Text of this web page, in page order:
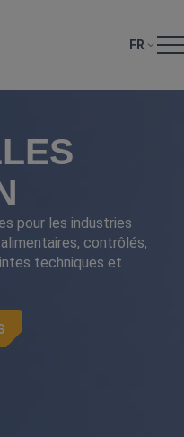
FR
pour les industries
contrôlés,
techniques et